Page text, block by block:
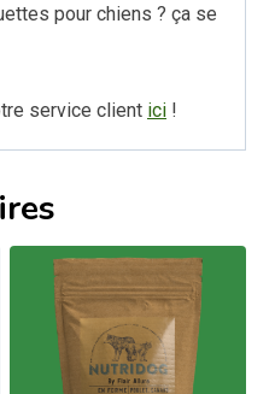
pour chiens ? ça se
service client ici !